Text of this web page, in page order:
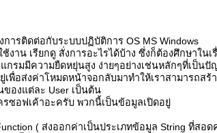
ารติดต่อกับระบบปฏิบัติการ OS MS Windows
าน เรียกดู สั่งการอะไรได้บ้าง ซึ่งก็ต้องศึกษาใน
กรมมีความยืดหยุ่นสูง ง่ายๆอย่างเช่นหลักๆที่เป็
อส่งค่าโหมดหน้าจอกลับมาทำให้เราสามารถสร้
ของแต่ละ User เป็นต้น
รซอฟเค้าอะครับ พวกนี้เป็นข้อมูลเปิดอยู่
( ส่งออกค่าเป็นประเภทข้อมูล String ที่